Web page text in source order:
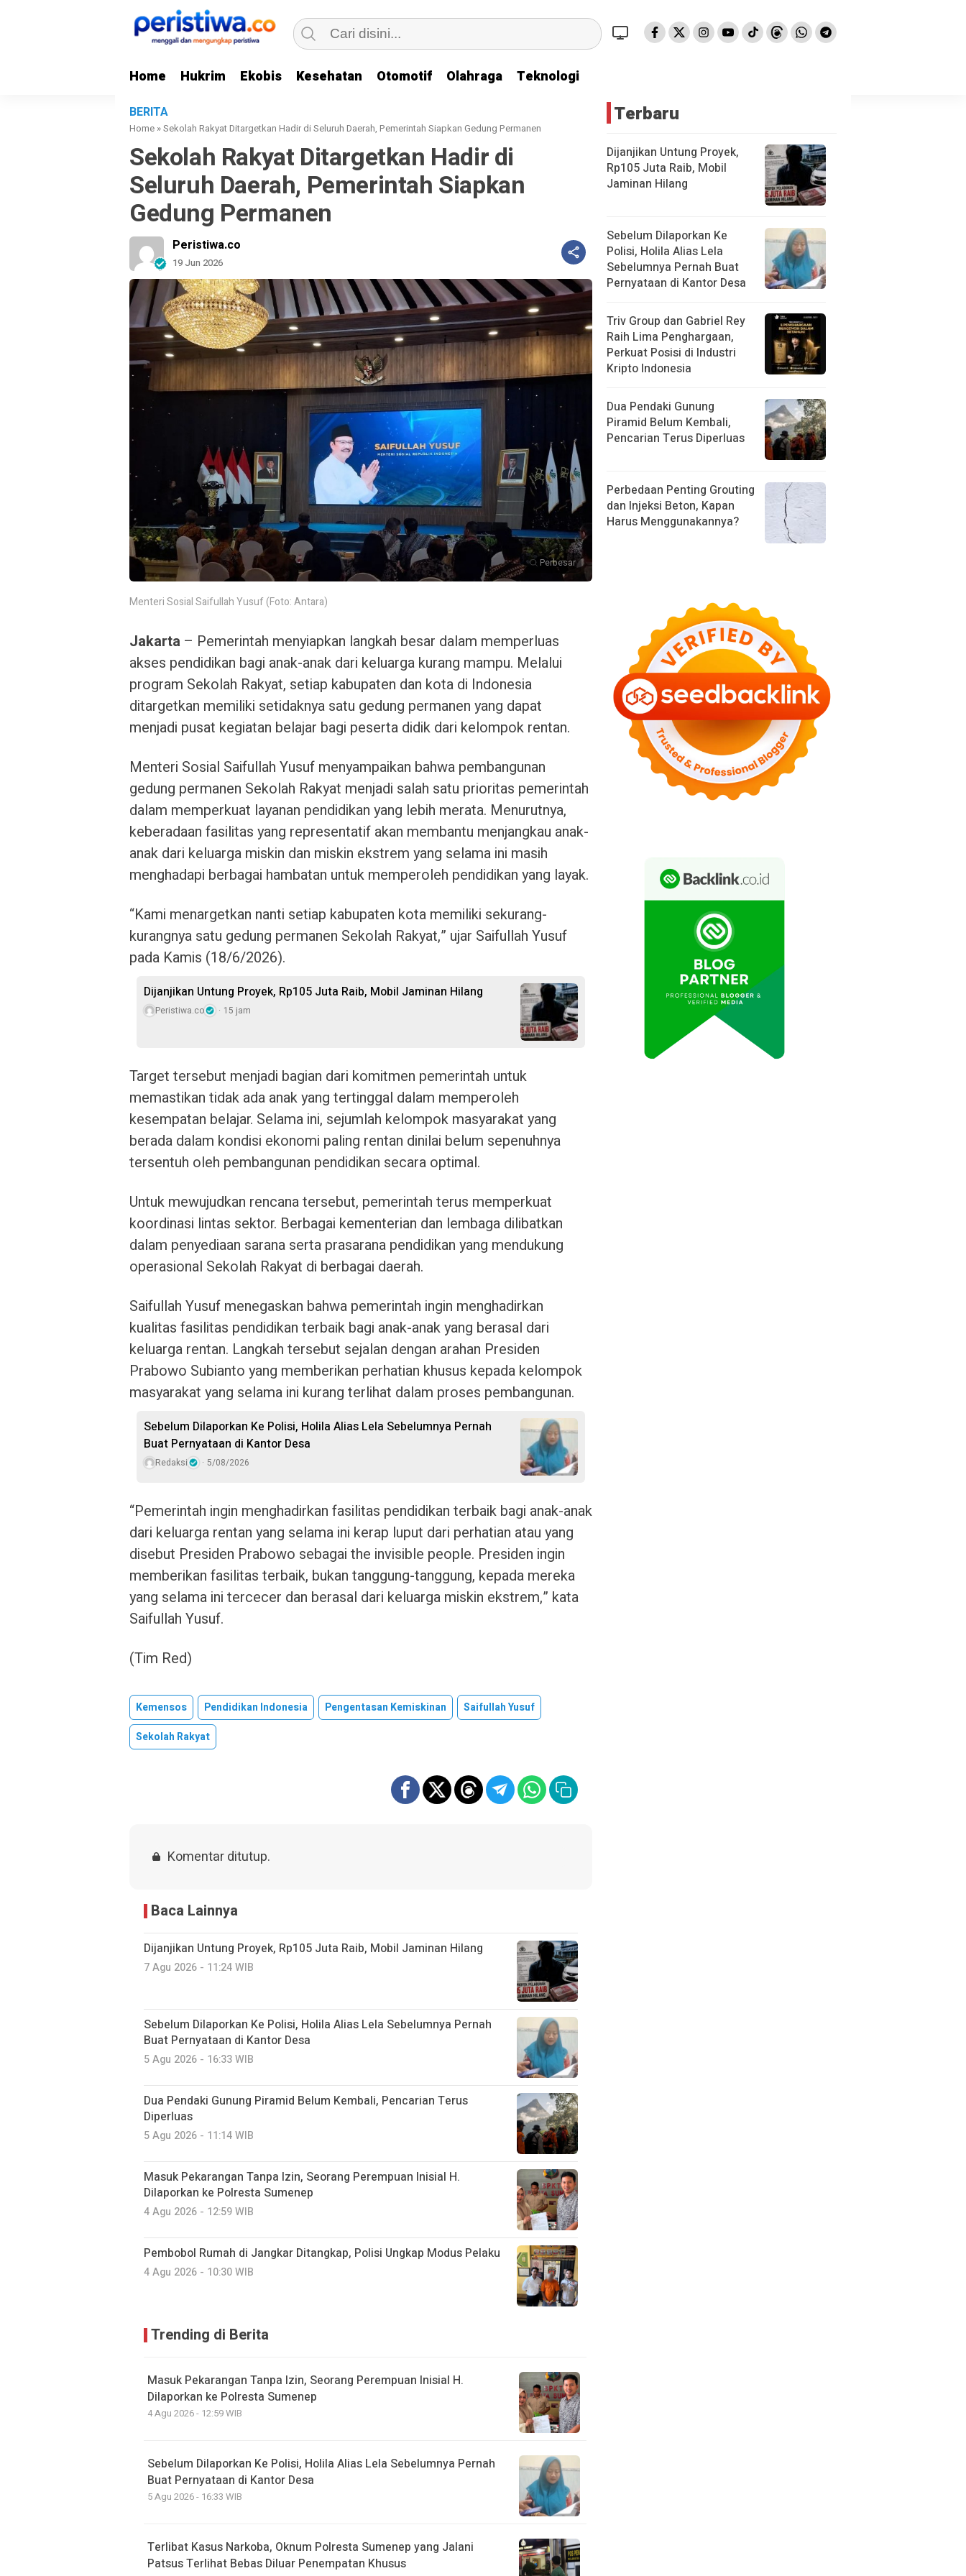
Home Hukrim Ekobis Kesehatan Otomotif Olahraga Teknologi
BERITA
Home »Sekolah Rakyat Ditargetkan Hadir di Seluruh Daerah, Pemerintah Siapkan Gedung Permanen
Sekolah Rakyat Ditargetkan Hadir di
Seluruh Daerah, Pemerintah Siapkan
Gedung Permanen
Peristiwa.co
19 Jun 2026
Perbesar
Menteri Sosial Saifullah Yusuf (Foto: Antara)
Jakarta – Pemerintah menyiapkan langkah besar dalam memperluas
akses pendidikan bagi anak-anak dari keluarga kurang mampu. Melalui
program Sekolah Rakyat, setiap kabupaten dan kota di Indonesia
ditargetkan memiliki setidaknya satu gedung permanen yang dapat
menjadi pusat kegiatan belajar bagi peserta didik dari kelompok rentan.
Menteri Sosial Saifullah Yusuf menyampaikan bahwa pembangunan
gedung permanen Sekolah Rakyat menjadi salah satu prioritas pemerintah
dalam memperkuat layanan pendidikan yang lebih merata. Menurutnya,
keberadaan fasilitas yang representatif akan membantu menjangkau anak-
anak dari keluarga miskin dan miskin ekstrem yang selama ini masih
menghadapi berbagai hambatan untuk memperoleh pendidikan yang layak.
“Kami menargetkan nanti setiap kabupaten kota memiliki sekurang-
kurangnya satu gedung permanen Sekolah Rakyat,” ujar Saifullah Yusuf
pada Kamis (18/6/2026).
Dijanjikan Untung Proyek, Rp105 Juta Raib, Mobil Jaminan Hilang
Peristiwa.co 15 jam
Target tersebut menjadi bagian dari komitmen pemerintah untuk
memastikan tidak ada anak yang tertinggal dalam memperoleh
kesempatan belajar. Selama ini, sejumlah kelompok masyarakat yang
berada dalam kondisi ekonomi paling rentan dinilai belum sepenuhnya
tersentuh oleh pembangunan pendidikan secara optimal.
Untuk mewujudkan rencana tersebut, pemerintah terus memperkuat
koordinasi lintas sektor. Berbagai kementerian dan lembaga dilibatkan
dalam penyediaan sarana serta prasarana pendidikan yang mendukung
operasional Sekolah Rakyat di berbagai daerah.
Saifullah Yusuf menegaskan bahwa pemerintah ingin menghadirkan
kualitas fasilitas pendidikan terbaik bagi anak-anak yang berasal dari
keluarga rentan. Langkah tersebut sejalan dengan arahan Presiden
Prabowo Subianto yang memberikan perhatian khusus kepada kelompok
masyarakat yang selama ini kurang terlihat dalam proses pembangunan.
Sebelum Dilaporkan Ke Polisi, Holila Alias Lela Sebelumnya Pernah
Buat Pernyataan di Kantor Desa
Redaksi 5/08/2026
“Pemerintah ingin menghadirkan fasilitas pendidikan terbaik bagi anak-anak
dari keluarga rentan yang selama ini kerap luput dari perhatian atau yang
disebut Presiden Prabowo sebagai the invisible people. Presiden ingin
memberikan fasilitas terbaik, bukan tanggung-tanggung, kepada mereka
yang selama ini tercecer dan berasal dari keluarga miskin ekstrem,” kata
Saifullah Yusuf.
(Tim Red)
Kemensos Pendidikan Indonesia Pengentasan Kemiskinan
Saifullah Yusuf
Sekolah Rakyat
Komentar ditutup.
Baca Lainnya
Dijanjikan Untung Proyek, Rp105 Juta Raib, Mobil Jaminan Hilang
7 Agu 2026 - 11:24 WIB
Sebelum Dilaporkan Ke Polisi, Holila Alias Lela Sebelumnya Pernah
Buat Pernyataan di Kantor Desa
5 Agu 2026 - 16:33 WIB
Dua Pendaki Gunung Piramid Belum Kembali, Pencarian Terus
Diperluas
5 Agu 2026 - 11:14 WIB
Masuk Pekarangan Tanpa Izin, Seorang Perempuan Inisial H.
Dilaporkan ke Polresta Sumenep
4 Agu 2026 - 12:59 WIB
Pembobol Rumah di Jangkar Ditangkap, Polisi Ungkap Modus Pelaku
4 Agu 2026 - 10:30 WIB
Trending di Berita
Masuk Pekarangan Tanpa Izin, Seorang Perempuan Inisial H.
Dilaporkan ke Polresta Sumenep
4 Agu 2026 - 12:59 WIB
Sebelum Dilaporkan Ke Polisi, Holila Alias Lela Sebelumnya Pernah
Buat Pernyataan di Kantor Desa
5 Agu 2026 - 16:33 WIB
Terlibat Kasus Narkoba, Oknum Polresta Sumenep yang Jalani
Patsus Terlihat Bebas Diluar Penempatan Khusus
Terbaru
Dijanjikan Untung Proyek,
Rp105 Juta Raib, Mobil
Jaminan Hilang
Sebelum Dilaporkan Ke
Polisi, Holila Alias Lela
Sebelumnya Pernah Buat
Pernyataan di Kantor Desa
Triv Group dan Gabriel Rey
Raih Lima Penghargaan,
Perkuat Posisi di Industri
Kripto Indonesia
Dua Pendaki Gunung
Piramid Belum Kembali,
Pencarian Terus Diperluas
Perbedaan Penting Grouting
dan Injeksi Beton, Kapan
Harus Menggunakannya?